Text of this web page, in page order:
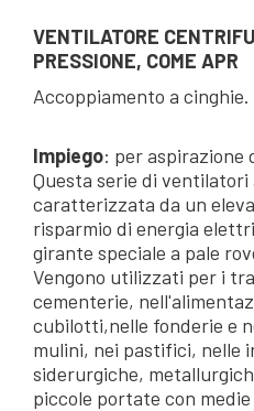
VENTILATORE
PRESSIONE, COME APR
Accoppiamento a cinghie.
Impiego: per aspirazione
Questa serie di ventilatori
caratterizzata da un
risparmio di energia
girante speciale a pale
Vengono utilizzati per i
cementerie,
cubilotti,nelle fonderie e
mulini, nei pastifici, nelle
siderurgiche,
piccole portate con